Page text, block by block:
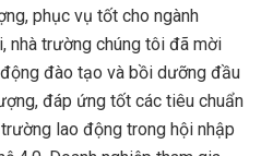
phục vụ tốt cho ngành
trường chúng tôi đã mời
đào tạo và bồi dưỡng đầu
đáp ứng tốt các tiêu chuẩn
lao động trong hội nhập